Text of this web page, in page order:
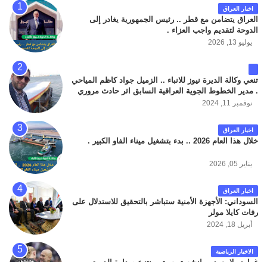
اخبار العراق
العراق يتضامن مع قطر .. رئيس الجمهورية يغادر إلى
الدوحة لتقديم واجب العزاء .
يوليو 13, 2026
تنعي وكالة الديرة نيوز للانباء .. الزميل جواد كاظم المياحي
. مدير الخطوط الجوية العراقية السابق اثر حادث مروري
داخل مطار البصرة الدولي اليوم الاثنين على الطريق
كان سبب الحادث يعود لتصادم عجلته مع عجلة نوع كيا بنكو
تابعة لشركة الهلال الماسكة لإعمار مطار البصرة الدولي .
سائلين الله عز وجل ان يتغمد الفقيد بواسع رحمته ، و انا
نوفمبر 11, 2024
اخبار العراق
خلال هذا العام 2026 .. بدء بتشغيل ميناء الفاو الكبير .
يناير 05, 2026
اخبار العراق
السوداني: الأجهزة الأمنية ستباشر بالتحقيق للاستدلال على
رفات كايلا مولر
أبريل 18, 2024
الاخبار الرياضية